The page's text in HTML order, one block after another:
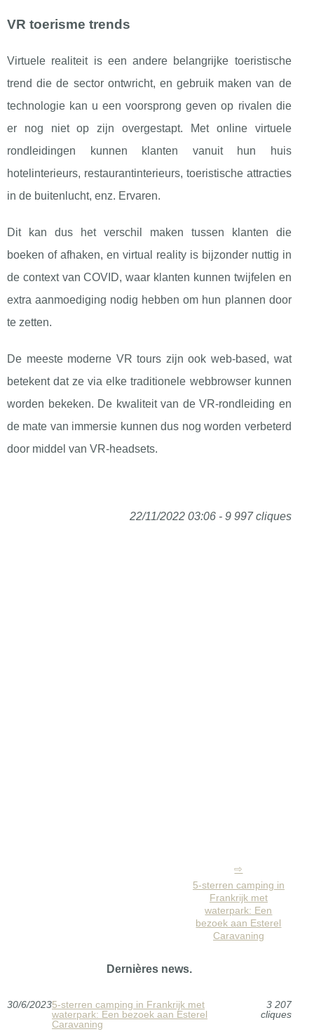
VR toerisme trends
Virtuele realiteit is een andere belangrijke toeristische
trend die de sector ontwricht, en gebruik maken van de
technologie kan u een voorsprong geven op rivalen die
er nog niet op zijn overgestapt. Met online virtuele
rondleidingen kunnen klanten vanuit hun huis
hotelinterieurs, restaurantinterieurs, toeristische attracties
in de buitenlucht, enz. Ervaren.
Dit kan dus het verschil maken tussen klanten die
boeken of afhaken, en virtual reality is bijzonder nuttig in
de context van COVID, waar klanten kunnen twijfelen en
extra aanmoediging nodig hebben om hun plannen door
te zetten.
De meeste moderne VR tours zijn ook web-based, wat
betekent dat ze via elke traditionele webbrowser kunnen
worden bekeken. De kwaliteit van de VR-rondleiding en
de mate van immersie kunnen dus nog worden verbeterd
door middel van VR-headsets.
22/11/2022 03:06 - 9 997 cliques
5-sterren camping in
Frankrijk met
waterpark: Een
bezoek aan Esterel
Caravaning
Dernières news.
30/6/20235-sterren camping in Frankrijk met
waterpark: Een bezoek aan Esterel
Caravaning
3 207
cliques